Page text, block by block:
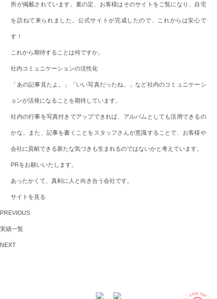
所が掲載されています。案の定、お客様はそのサイトをご覧になり、自宅
を訪ねて来られました。公式サイトが完成したので、これからは安心で
す！
これから期待することは何ですか。
社内コミュニケーションの活性化
「あの記事見たよ。」「いい写真だったね。」など社内のコミュニケーシ
ョンが活発になることを期待しています。
社内の行事を写真付きでアップできれば、アルバムとしても活用できるの
かな。また、記事を書くことをスタッフさんが意識することで、お客様や
会社に貢献できる新たな気づきも生まれるのではないかと考えています。
PRをお願いいたします。
あったかくて、真剣に人と向き合う会社です。
サイトを見る
PREVIOUS
実績一覧
NEXT